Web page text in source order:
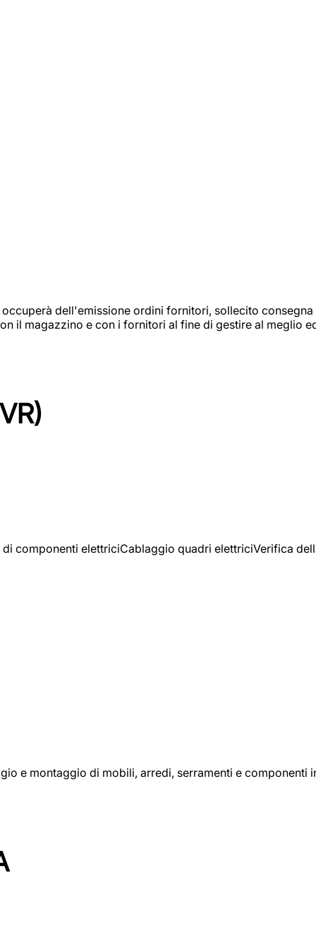
dell'emissione ordini fornitori, sollecito consegna
il magazzino e con i fornitori al fine di gestire al meglio
componenti elettriciCablaggio quadri elettriciVerifica
e montaggio di mobili, arredi, serramenti e componenti